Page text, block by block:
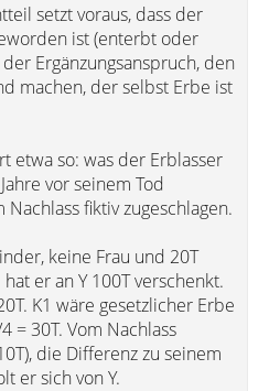
setzt voraus, dass der
ist (enterbt oder
Ergänzungsanspruch, den
machen, der selbst Erbe ist
etwa so: was der Erblasser
vor seinem Tod
fiktiv zugeschlagen.
keine Frau und 20T
er an Y 100T verschenkt.
K1 wäre gesetzlicher Erbe
= 30T. Vom Nachlass
die Differenz zu seinem
er sich von Y.